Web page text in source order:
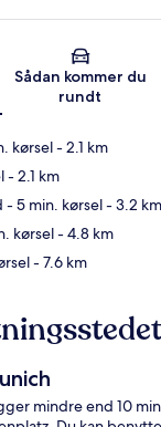
Kort
Sådan kommer du
rundt
kørsel- 2.1 km
- 2.1 km
- 5 min. kørsel- 3.2 km
kørsel- 4.8 km
- 7.6 km
mindre end 10